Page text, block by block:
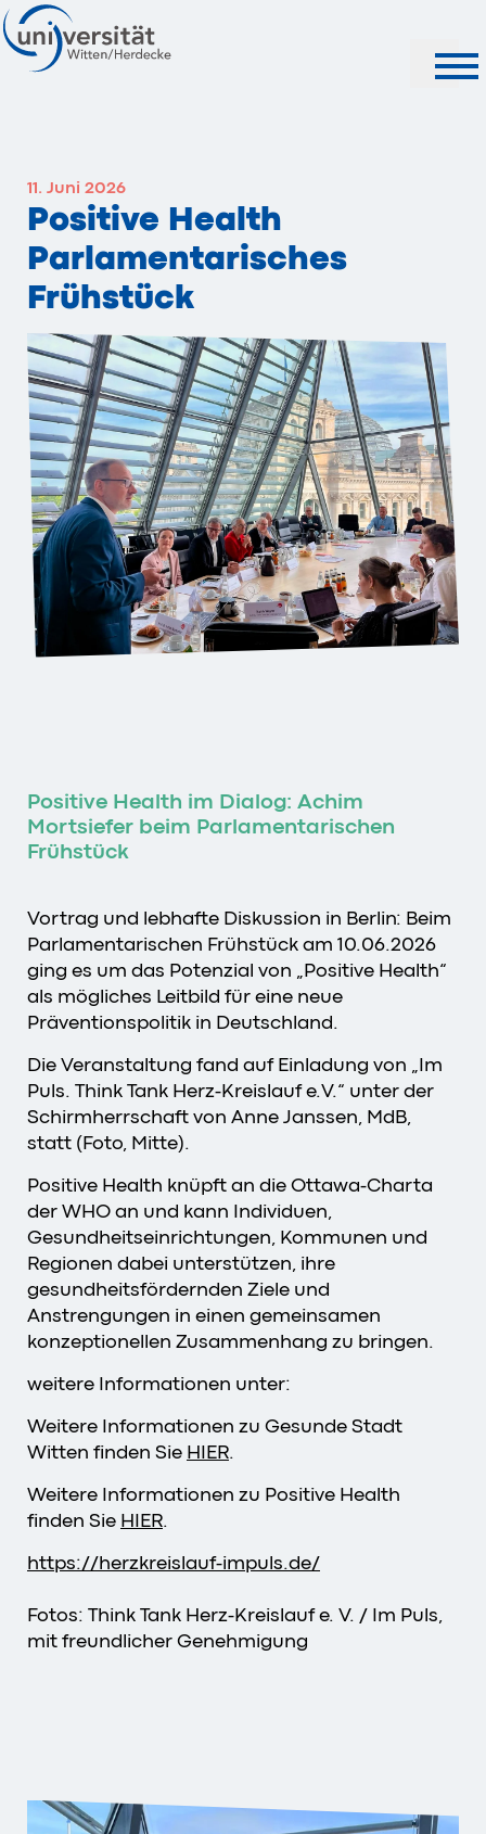
11. Juni 2026
Positive Health
Parlamentarisches
Frühstück
Positive Health im Dialog: Achim
Mortsiefer beim Parlamentarischen
Frühstück
Vortrag und lebhafte Diskussion in Berlin: Beim
Parlamentarischen Frühstück am 10.06.2026
ging es um das Potenzial von „Positive Health“
als mögliches Leitbild für eine neue
Präventionspolitik in Deutschland.
Die Veranstaltung fand auf Einladung von „Im
Puls. Think Tank Herz-Kreislauf e.V.“ unter der
Schirmherrschaft von Anne Janssen, MdB,
statt (Foto, Mitte).
Positive Health knüpft an die Ottawa-Charta
der WHO an und kann Individuen,
Gesundheitseinrichtungen, Kommunen und
Regionen dabei unterstützen, ihre
gesundheitsfördernden Ziele und
Anstrengungen in einen gemeinsamen
konzeptionellen Zusammenhang zu bringen.
weitere Informationen unter:
Weitere Informationen zu Gesunde Stadt
Witten finden Sie HIER.
Weitere Informationen zu Positive Health
finden Sie HIER.
https://herzkreislauf-impuls.de/
Fotos: Think Tank Herz-Kreislauf e. V. / Im Puls,
mit freundlicher Genehmigung